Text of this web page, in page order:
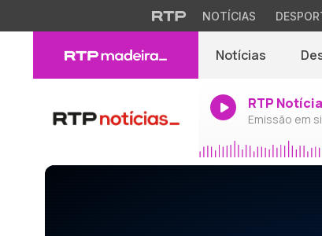
NOTÍCIAS
Notícias
RTP
Emissão em